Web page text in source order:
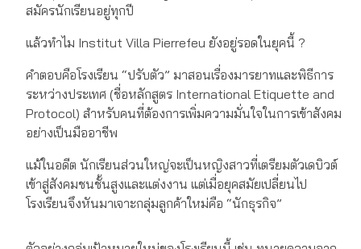
สมัครนักเรียนอยู่ทุกปี
แล้วทำไม Institut Villa Pierrefeu ยังอยู่รอดในยุคนี้ ?
คำตอบคือโรงเรียน “ปรับตัว” มาสอนเรื่องมารยาทและพิธีการ
ระหว่างประเทศ (ชื่อหลักสูตร International Etiquette and
Protocol) สำหรับคนที่ต้องการเพิ่มความมั่นใจในการเข้าสังคม
อย่างเป็นมืออาชีพ
แม้ในอดีต นักเรียนส่วนใหญ่จะเป็นหญิงสาวที่เตรียมตัวเดบิวต์
เข้าสู่สังคมชนชั้นสูงและแต่งงาน แต่เมื่อยุคสมัยเปลี่ยนไป
โรงเรียนจึงหันมาเจาะกลุ่มลูกค้าใหม่คือ “นักธุรกิจ”